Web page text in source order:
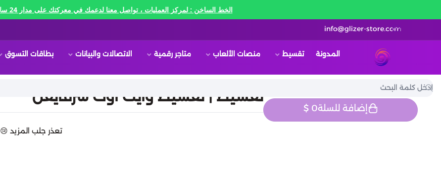
الخط الساخن : لمركز العمليات ، تواصل معنا لدعمك في معركتك على مدار 24 ساعه🔥
info@glizer-store.com
قلايزر ستور | Glizer Store
المدونة تقسيط منصات الألعاب متاجر رقمية الاتصالات والبيانات بطاقات التسوق
إضافة للسلة0
$
تقسيط | تقسيط وايت اوت سرفايفل
تعذر جلب المزيد 😢